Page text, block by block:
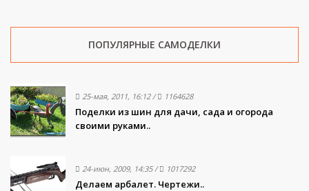
ПОПУЛЯРНЫЕ САМОДЕЛКИ
25-мая, 2011, 16:12/ 1164628
Поделки из шин для дачи, сада и огорода
своими руками..
24-июн, 2009, 14:35/ 1017292
Делаем арбалет. Чертежи..